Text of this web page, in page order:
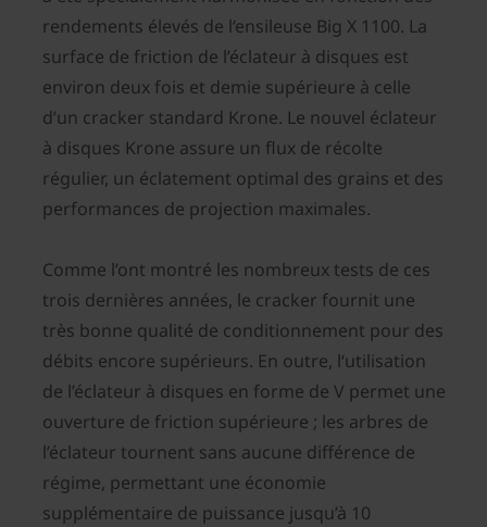
rendements élevés de l‘ensileuse Big X 1100. La
surface de friction de l’éclateur à disques est
environ deux fois et demie supérieure à celle
d’un cracker standard Krone. Le nouvel éclateur
à disques Krone assure un flux de récolte
régulier, un éclatement optimal des grains et des
performances de projection maximales.
Comme l’ont montré les nombreux tests de ces
trois dernières années, le cracker fournit une
très bonne qualité de conditionnement pour des
débits encore supérieurs. En outre, l‘utilisation
de l’éclateur à disques en forme de V permet une
ouverture de friction supérieure ; les arbres de
l’éclateur tournent sans aucune différence de
régime, permettant une économie
supplémentaire de puissance jusqu’à 10